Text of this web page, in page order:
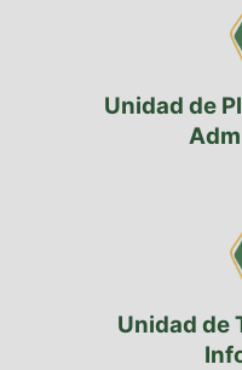
Unidad de
Unidad de